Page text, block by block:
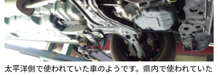
太平洋側で使われていた車のようです。県内で使われていた